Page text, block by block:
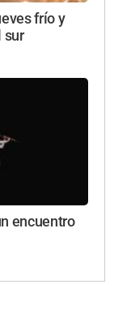
frío y
sur
encuentro